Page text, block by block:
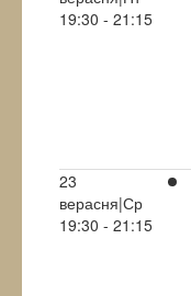
19:30 - 21:15
23
верасня|Ср
19:30 - 21:15